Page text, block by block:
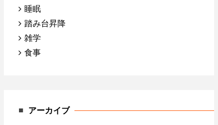
睡眠
踏み台昇降
雑学
食事
アーカイブ